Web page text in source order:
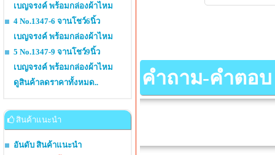
เบญจรงค์ พร้อมกล่องผ้าไหม
4 No.1347-6 จานโชว์6นิ้ว
เบญจรงค์ พร้อมกล่องผ้าไหม
5 No.1347-9 จานโชว์9นิ้ว
เบญจรงค์ พร้อมกล่องผ้าไหม
ดูสินค้าลดราคาทั้งหมด..
สินค้าแนะนำ
อันดับ สินค้าแนะนำ
คำถาม-คำตอ